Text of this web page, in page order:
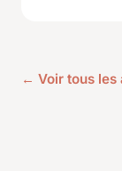
← Voir tous les